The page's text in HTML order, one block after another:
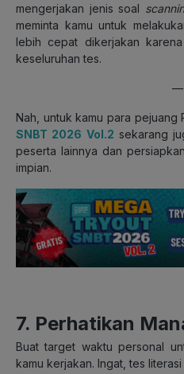
mengerjakan jenis soal
meminta kamu untuk
lebih cepat dikerjakan
keseluruhan tes.
—
Nah, untuk kamu para pejuang
SNBT 2026 Vol.2 sekarang
peserta lainnya dan
impian.
7. Perhatikan
Buat target waktu personal
kamu kerjakan. Ingat, tes